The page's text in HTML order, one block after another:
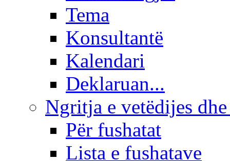
Tema
Konsultantë
Kalendari
Deklaruan...
Ngritja e vetëdijes
Për fushatat
Lista e fushatave